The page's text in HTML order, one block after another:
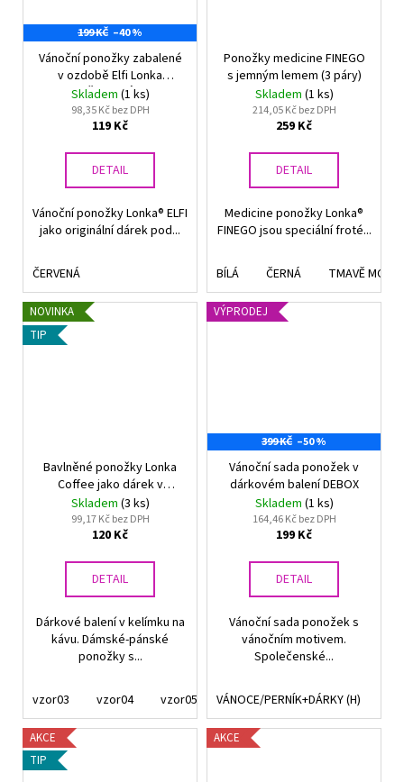
199 KČ –40 %
Vánoční ponožky zabalené
v ozdobě Elfi Lonka
ČERVENÁ
Skladem (1 ks)
98,35 Kč bez DPH
119 Kč
DETAIL
Vánoční ponožky Lonka® ELFI
jako originální dárek pod...
ČERVENÁ
Ponožky medicine FINEGO
s jemným lemem (3 páry)
Skladem (1 ks)
214,05 Kč bez DPH
259 Kč
DETAIL
Medicine ponožky Lonka®
FINEGO jsou speciální froté...
BÍLÁ ČERNÁ TMAVĚ
NOVINKA
TIP
Bavlněné ponožky Lonka
Coffee jako dárek v
kelímku
Skladem (3 ks)
99,17 Kč bez DPH
120 Kč
DETAIL
Dárkové balení v kelímku na
kávu. Dámské-pánské
ponožky s...
vzor03 vzor04 vzor05 vzor06
VÝPRODEJ
399 KČ –50 %
Vánoční sada ponožek v
dárkovém balení DEBOX
Skladem (1 ks)
164,46 Kč bez DPH
199 Kč
DETAIL
Vánoční sada ponožek s
vánočním motivem.
Společenské...
VÁNOCE/PERNÍK+DÁRKY (H)
AKCE
TIP
AKCE